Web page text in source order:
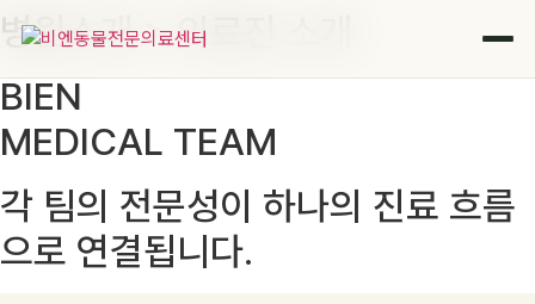
콘
츠
로
건
뛰
병원소개 > 의료진 소개
BIEN
MEDICAL TEAM
각 팀의 전문성이 하나의 진료 흐름
으로 연결됩니다.